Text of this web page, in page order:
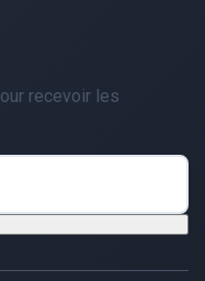
recevoir les